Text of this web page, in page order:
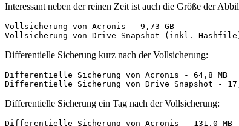
Interessant neben der reinen Zeit ist auch die Größe der
Vollsicherung von Acronis - 9,73 GB
Vollsicherung von Drive Snapshot (inkl.
Differentielle Sicherung kurz nach der Vollsicherung:
Differentielle Sicherung von Acronis - 64,8 MB
Differentielle Sicherung von Drive Snapshot -
Differentielle Sicherung ein Tag nach der Vollsicherung:
Differentielle Sicherung von Acronis - 131,0 MB